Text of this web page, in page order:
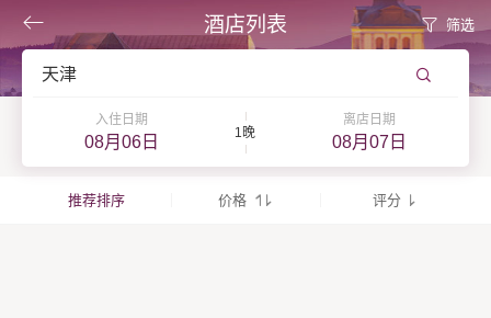
酒店列表 筛选
天津
入住日期
08月06日
1晚
离店日期
08月07日
推荐排序 价格 评分